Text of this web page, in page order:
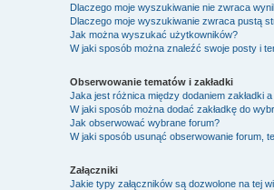
Dlaczego moje wyszukiwanie nie zwraca
Dlaczego moje wyszukiwanie zwraca pustą
Jak można wyszukać użytkowników?
W jaki sposób można znaleźć swoje posty i
Obserwowanie tematów i zakładki
Jaka jest różnica między dodaniem zakładki
W jaki sposób można dodać zakładkę do
Jak obserwować wybrane forum?
W jaki sposób usunąć obserwowanie forum,
Załączniki
Jakie typy załączników są dozwolone na tej